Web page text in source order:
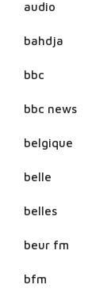
audio
bahdja
bbc
bbc news
belgique
belle
belles
beur fm
bfm